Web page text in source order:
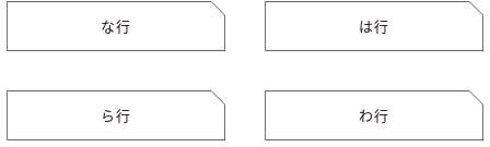
な行 は行
ら行 わ行